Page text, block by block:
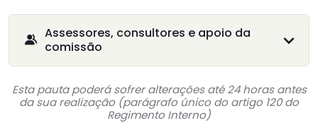
Assessores, consultores e apoio da
comissão
Esta pauta poderá sofrer alterações até 24 horas antes
da sua realização (parágrafo único do artigo 120 do
Regimento Interno)